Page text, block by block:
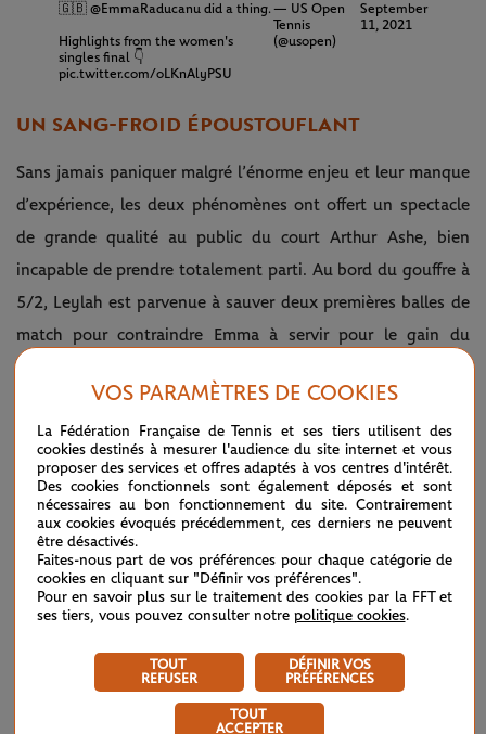
🇬🇧 @EmmaRaducanu did a thing.
Highlights from the women's
singles final 👇
pic.twitter.com/oLKnAlyPSU
— US Open
Tennis
(@usopen)
September
11, 2021
UN SANG-FROID ÉPOUSTOUFLANT
Sans jamais paniquer malgré l’énorme enjeu et leur manque
d’expérience, les deux phénomènes ont offert un spectacle
de grande qualité au public du court Arthur Ashe, bien
incapable de prendre totalement parti. Au bord du gouffre à
5/2, Leylah est parvenue à sauver deux premières balles de
match pour contraindre Emma à servir pour le gain du
tournoi.
dans la folie pure. Mais ce moment clé, si difficile à gérer
psychologiquement n’a pas fait vaciller la future
championne, qui a tout donné, au point de s’ouvrir
légèrement le genou sur une longue glissade. «
voulais pas vraiment m'arrêter parce que je pensais que cela
allait perturber mon rythme. J’allais servir à 30-40 et avoir
Mais je ne pouvais pas continuer à jouer, mon genou
saignait. L'arbitre a dit que je devais me faire soigner tout
VOS PARAMÈTRES DE COOKIES
La Fédération Française de Tennis et ses tiers utilisent des
cookies destinés à mesurer l'audience du site internet et vous
proposer des services et offres adaptés à vos centres d'intérêt.
Des cookies fonctionnels sont également déposés et sont
nécessaires au bon fonctionnement du site. Contrairement
aux cookies évoqués précédemment, ces derniers ne peuvent
être désactivés.
Faites-nous part de vos préférences pour chaque catégorie de
cookies en cliquant sur "Définir vos préférences".
Pour en savoir plus sur le traitement des cookies par la FFT et
ses tiers, vous pouvez consulter notre politique cookies.
TOUT
REFUSER
DÉFINIR VOS
PRÉFÉRENCES
TOUT
ACCEPTER